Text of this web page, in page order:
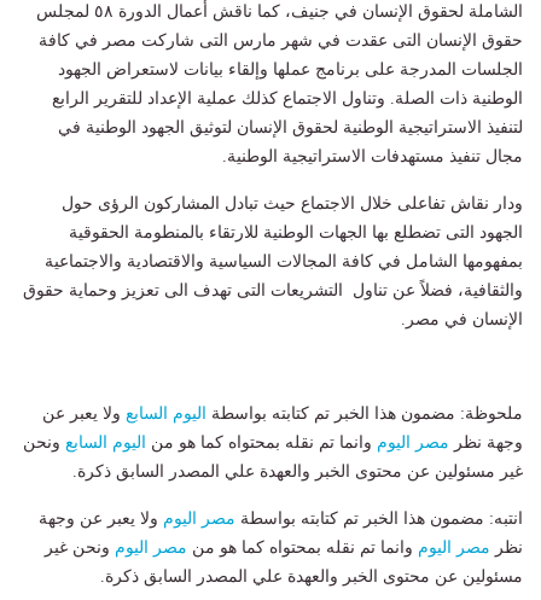
الشاملة لحقوق الإنسان في جنيف، كما ناقش أعمال الدورة ٥٨ لمجلس
حقوق الإنسان التى عقدت في شهر مارس التى شاركت مصر في كافة
الجلسات المدرجة على برنامج عملها وإلقاء بيانات لاستعراض الجهود
الوطنية ذات الصلة. وتناول الاجتماع كذلك عملية الإعداد للتقرير الرابع
لتنفيذ الاستراتيجية الوطنية لحقوق الإنسان لتوثيق الجهود الوطنية في
مجال تنفيذ مستهدفات الاستراتيجية الوطنية
ودار نقاش تفاعلى خلال الاجتماع حيث تبادل المشاركون الرؤى حول
الجهود التى تضطلع بها الجهات الوطنية للارتقاء بالمنطومة الحقوقية
بمفهومها الشامل في كافة المجالات السياسية والاقتصادية والاجتماعية
والثقافية، فضلاً عن تناول التشريعات التى تهدف الى تعزيز وحماية حقوق
الإنسان في مصر
ملحوظة: مضمون هذا الخبر تم كتابته بواسطة اليوم السابع ولا يعبر عن
وجهة نظر مصر اليوم وانما تم نقله بمحتواه كما هو من اليوم السابع ونحن
غير مسئولين عن محتوى الخبر والعهدة علي المصدر السابق ذكرة.
انتبه: مضمون هذا الخبر تم كتابته بواسطة مصر اليوم ولا يعبر عن وجهة
نظر مصر اليوم وانما تم نقله بمحتواه كما هو من مصر اليوم ونحن غير
مسئولين عن محتوى الخبر والعهدة علي المصدر السابق ذكرة.